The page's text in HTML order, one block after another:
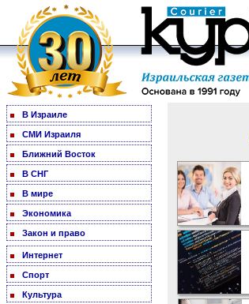
В Израиле
СМИ Израиля
Ближний Восток
В СНГ
В мире
Экономика
Закон и право
Интернет
Спорт
Культура